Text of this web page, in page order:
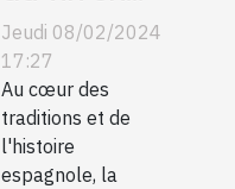
Espagne et
son
évolution au
fil des
siècles
Jeudi 08/02/2024
17:27
Au cœur des
traditions et de
l'histoire
espagnole, la